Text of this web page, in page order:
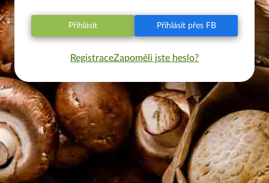
Přihlásit Přihlásit přes FB
RegistraceZapoměli jste heslo?